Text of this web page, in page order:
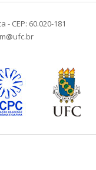
CEP: 60.020-181